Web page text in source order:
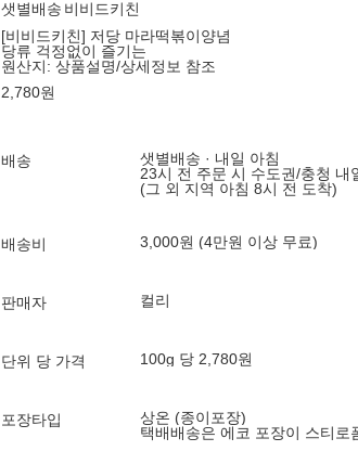
샛별배송 비비드키친
[비비드키친] 저당 마라떡볶이양념
당류 걱정없이 즐기는
원산지: 상품설명/상세정보 참조
2,780원
배송
샛별배송 · 내일 아침
23시 전 주문 시 수도권/충청 내
(그 외 지역 아침 8시 전 도착)
배송비 3,000원 (4만원 이상 무료)
판매자 컬리
단위 당 가격 100g 당 2,780원
포장타입
상온 (종이포장)
택배배송은 에코 포장이 스티로